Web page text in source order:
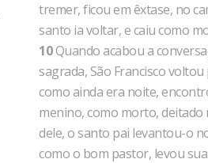
tremer, ficou em êxtase, no
santo ia voltar, e caiu como
10Quando acabou a
sagrada, São Francisco
como ainda era noite,
menino, como morto, deitado
dele, o santo pai levantou-o
como o bom pastor, levou